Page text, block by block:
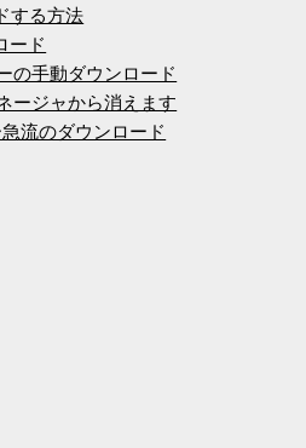
する方法
ード
の手動ダウンロード
ージャから消えます
流のダウンロード